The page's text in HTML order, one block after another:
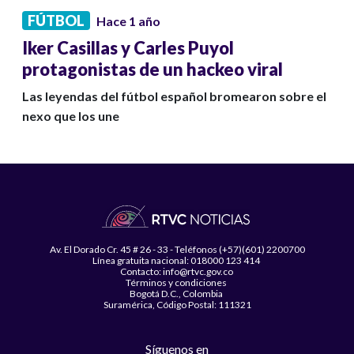
FÚTBOL Hace 1 año
Iker Casillas y Carles Puyol
protagonistas de un hackeo viral
Las leyendas del fútbol español bromearon sobre el
nexo que los une
Av. El Dorado Cr. 45 # 26 - 33 - Teléfonos (+57)(601) 2200700
Línea gratuita nacional: 018000 123 414
Contacto: info@rtvc.gov.co
Términos y condiciones
Bogotá D.C., Colombia
Suramérica, Código Postal: 111321
Síguenos en